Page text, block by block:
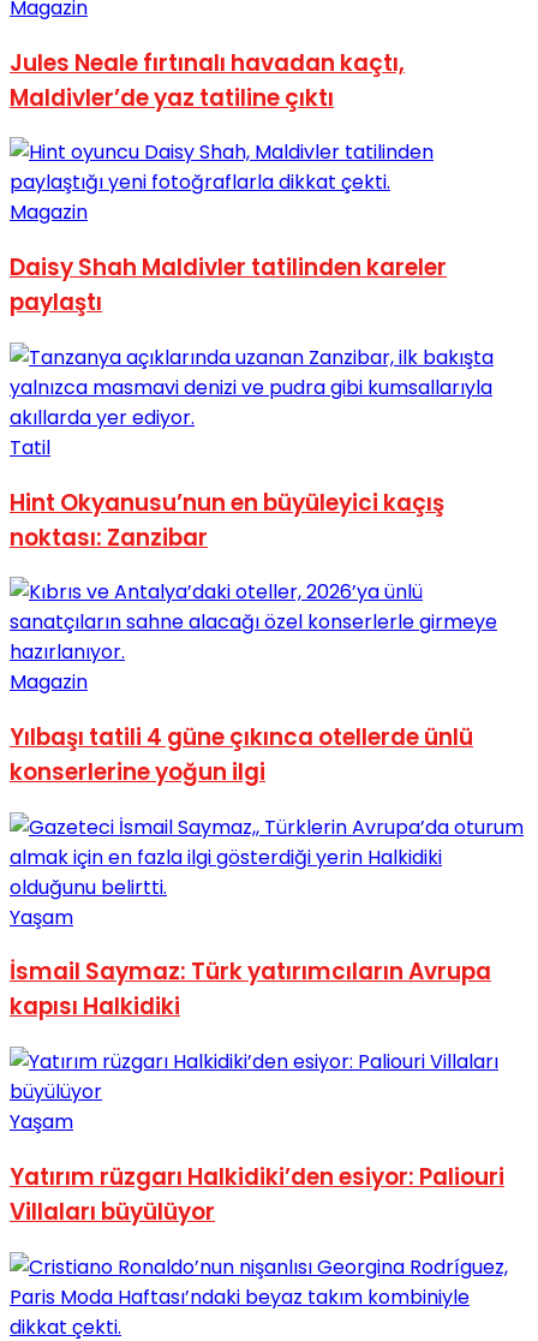
Magazin
Jules Neale fırtınalı havadan kaçtı,
Maldivler’de yaz tatiline çıktı
Magazin
Daisy Shah Maldivler tatilinden kareler
paylaştı
Tatil
Hint Okyanusu’nun en büyüleyici kaçış
noktası: Zanzibar
Magazin
Yılbaşı tatili 4 güne çıkınca otellerde ünlü
konserlerine yoğun ilgi
Yaşam
İsmail Saymaz: Türk yatırımcıların Avrupa
kapısı Halkidiki
Yaşam
Yatırım rüzgarı Halkidiki’den esiyor: Paliouri
Villaları büyülüyor